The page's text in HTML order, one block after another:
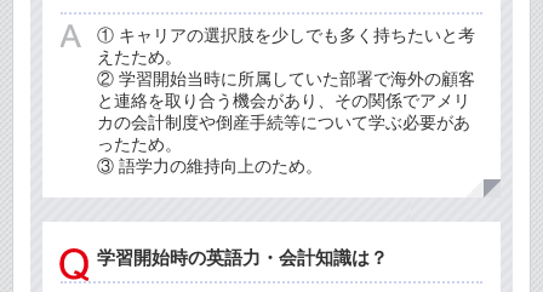
① キャリアの選択肢を少しでも多く持ちたいと考
えたため。
② 学習開始当時に所属していた部署で海外の顧客
と連絡を取り合う機会があり、その関係でアメリ
カの会計制度や倒産手続等について学ぶ必要があ
ったため。
③ 語学力の維持向上のため。
学習開始時の英語力・会計知識は？